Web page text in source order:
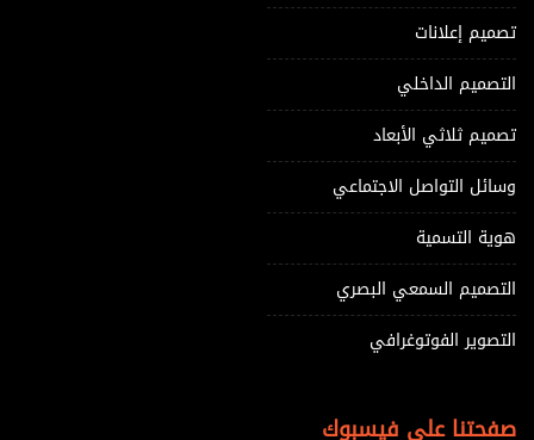
تصميم إعلانات
التصميم الداخلي
تصميم ثلاثي الأبعاد
وسائل التواصل الاجتماعي
هوية التسمية
التصميم السمعي البصري
التصوير الفوتوغرافي
صفحتنا على فيسبوك